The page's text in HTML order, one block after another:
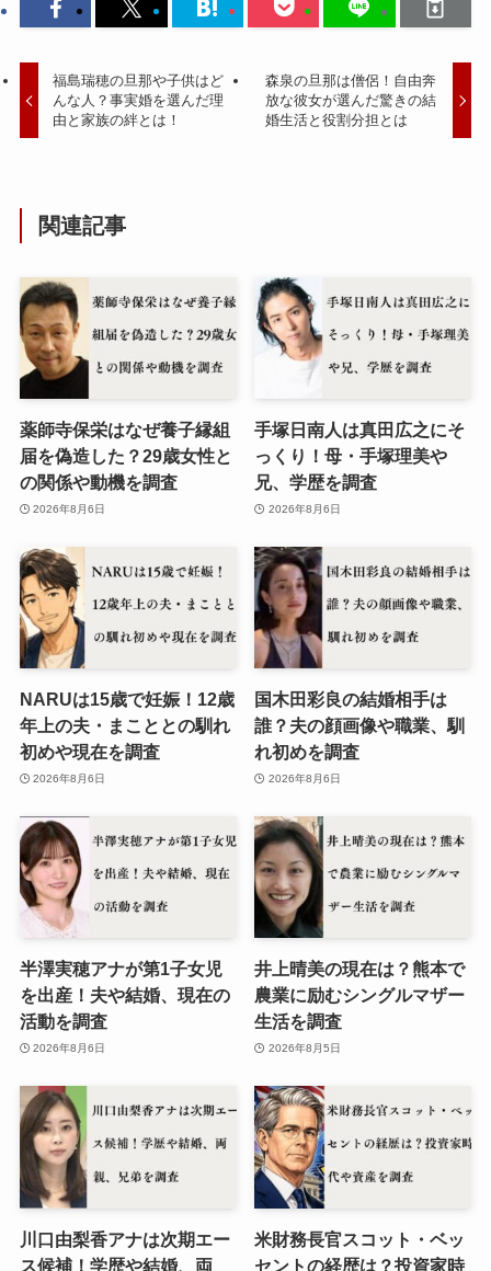
福島瑞穂の旦那や子供はど
んな人？事実婚を選んだ理
由と家族の絆とは！
森泉の旦那は僧侶！自由奔
放な彼女が選んだ驚きの結
婚生活と役割分担とは
関連記事
薬師寺保栄はなぜ養子縁組
届を偽造した？29歳女性と
の関係や動機を調査
2026年8月6日
手塚日南人は真田広之にそ
っくり！母・手塚理美や
兄、学歴を調査
2026年8月6日
NARUは15歳で妊娠！12歳
年上の夫・まこととの馴れ
初めや現在を調査
2026年8月6日
国木田彩良の結婚相手は
誰？夫の顔画像や職業、馴
れ初めを調査
2026年8月6日
半澤実穂アナが第1子女児
を出産！夫や結婚、現在の
活動を調査
2026年8月6日
井上晴美の現在は？熊本で
農業に励むシングルマザー
生活を調査
2026年8月5日
川口由梨香アナは次期エー
ス候補！学歴や結婚、両
米財務長官スコット・ベッ
セントの経歴は？投資家時